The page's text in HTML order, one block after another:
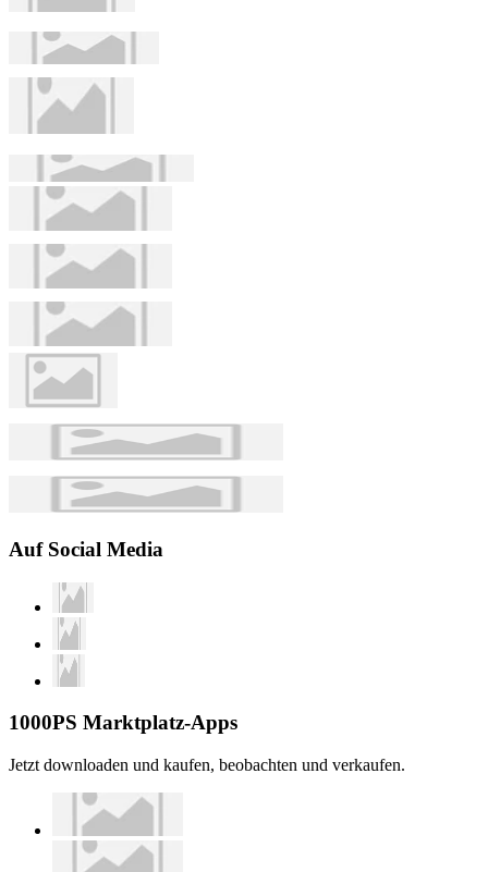
Auf Social Media
1000PS Marktplatz-Apps
Jetzt downloaden und kaufen, beobachten und verkaufen.